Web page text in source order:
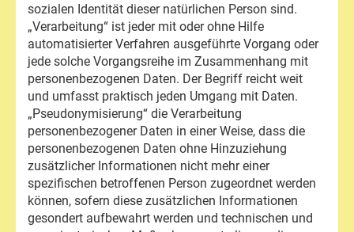
sozialen Identität dieser natürlichen Person sind.
„Verarbeitung“ ist jeder mit oder ohne Hilfe
automatisierter Verfahren ausgeführte Vorgang oder
jede solche Vorgangsreihe im Zusammenhang mit
personenbezogenen Daten. Der Begriff reicht weit
und umfasst praktisch jeden Umgang mit Daten.
„Pseudonymisierung“ die Verarbeitung
personenbezogener Daten in einer Weise, dass die
personenbezogenen Daten ohne Hinzuziehung
zusätzlicher Informationen nicht mehr einer
spezifischen betroffenen Person zugeordnet werden
können, sofern diese zusätzlichen Informationen
gesondert aufbewahrt werden und technischen und